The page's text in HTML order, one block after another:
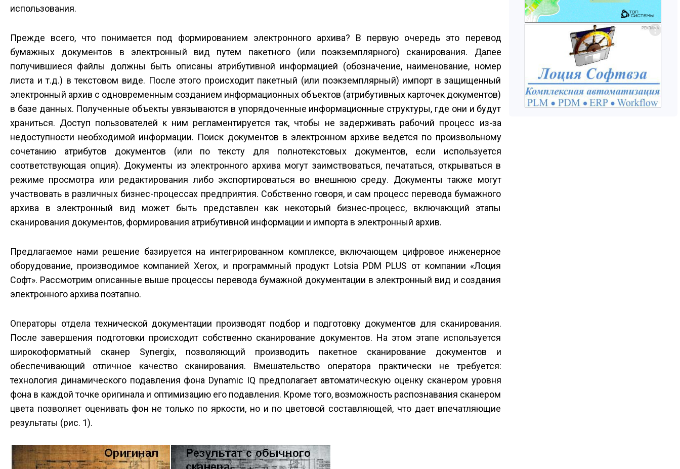
использования.
Прежде всего, что понимается под формированием электронного архива? В первую очередь это перевод
бумажных документов в электронный вид путем пакетного (или поэкземплярного) сканирования. Далее
получившиеся файлы должны быть описаны атрибутивной информацией (обозначение, наименование, номер
листа и т.д.) в текстовом виде. После этого происходит пакетный (или поэкземплярный) импорт в защищенный
электронный архив с одновременным созданием информационных объектов (атрибутивных карточек документов)
в базе данных. Полученные объекты увязываются в упорядоченные информационные структуры, где они и будут
храниться. Доступ пользователей к ним регламентируется так, чтобы не задерживать рабочий процесс из-за
недоступности необходимой информации. Поиск документов в электронном архиве ведется по произвольному
сочетанию атрибутов документов (или по тексту для полнотекстовых документов, если используется
соответствующая опция). Документы из электронного архива могут заимствоваться, печататься, открываться в
режиме просмотра или редактирования либо экспортироваться во внешнюю среду. Документы также могут
участвовать в различных бизнес-процессах предприятия. Собственно говоря, и сам процесс перевода бумажного
архива в электронный вид может быть представлен как некоторый бизнес-процесс, включающий этапы
сканирования документов, формирования атрибутивной информации и импорта в электронный архив.
Предлагаемое нами решение базируется на интегрированном комплексе, включающем цифровое инженерное
оборудование, производимое компанией Xerox, и программный продукт Lotsia PDM PLUS от компании «Лоция
Софт». Рассмотрим описанные выше процессы перевода бумажной документации в электронный вид и создания
электронного архива поэтапно.
Операторы отдела технической документации производят подбор и подготовку документов для сканирования.
После завершения подготовки происходит собственно сканирование документов. На этом этапе используется
широкоформатный сканер Synergix, позволяющий производить пакетное сканирование документов и
обеспечивающий отличное качество сканирования. Вмешательство оператора практически не требуется:
технология динамического подавления фона Dynamic IQ предполагает автоматическую оценку сканером уровня
фона в каждой точке оригинала и оптимизацию его подавления. Кроме того, возможность распознавания сканером
цвета позволяет оценивать фон не только по яркости, но и по цветовой составляющей, что дает впечатляющие
результаты (рис. 1).